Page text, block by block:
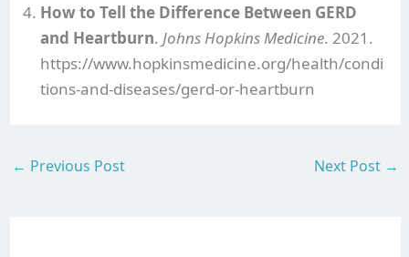
How to Tell the Difference Between GERD
and Heartburn. Johns Hopkins Medicine. 2021.
https://www.hopkinsmedicine.org/health/condi
tions-and-diseases/gerd-or-heartburn
← Previous Post Next Post →